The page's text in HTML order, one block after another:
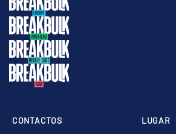
LUGAR
CONTACTOS